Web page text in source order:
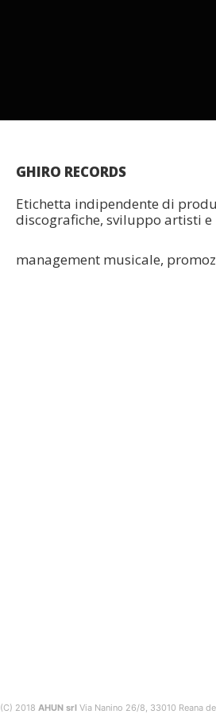
GHIRO RECORDS
Etichetta indipendente di
discografiche, sviluppo artisti e
management musicale,
(C) 2018 AHUN srlVia Nanino 26/8, 33010 Reana